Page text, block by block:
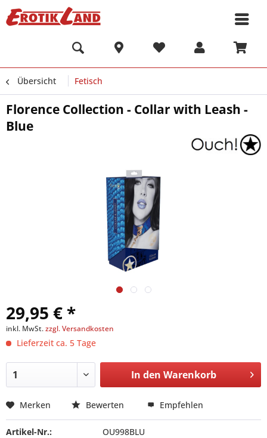
Übersicht Fetisch
Florence Collection - Collar with Leash -
Blue
29,95 € *
inkl. MwSt.zzgl. Versandkosten
Lieferzeit ca. 5 Tage
In den Warenkorb
Merken Bewerten Empfehlen
Artikel-Nr.: OU998BLU